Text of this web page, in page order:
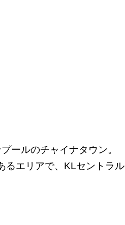
ールのチャイナタウン。
るエリアで、KLセントラル